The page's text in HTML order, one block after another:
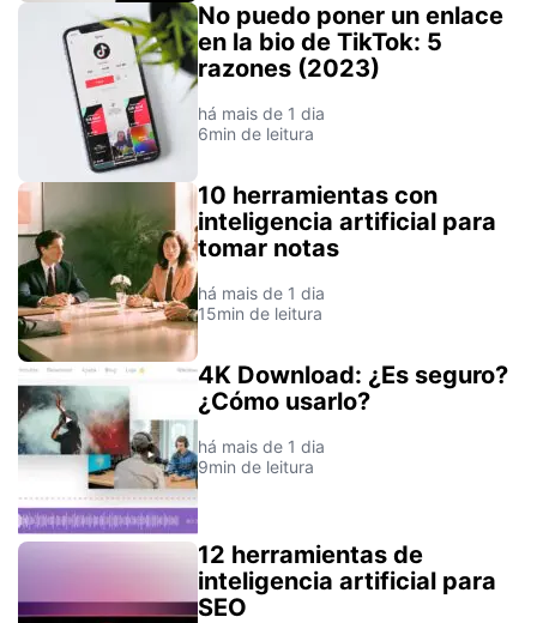
No puedo poner un enlace
en la bio de TikTok: 5
razones (2023)
há mais de 1 dia
6min de leitura
10 herramientas con
inteligencia artificial para
tomar notas
há mais de 1 dia
15min de leitura
4K Download: ¿Es seguro?
¿Cómo usarlo?
há mais de 1 dia
9min de leitura
12 herramientas de
inteligencia artificial para
SEO